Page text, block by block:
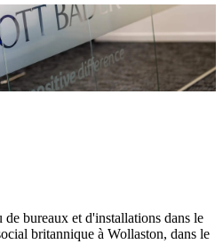
bureaux et d'installations dans le
britannique à Wollaston, dans le